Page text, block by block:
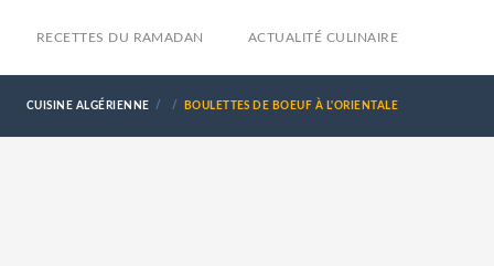
RECETTES DU RAMADAN ACTUALITÉ CULINAIRE
CUISINE ALGÉRIENNE BOULETTES DE BOEUF À L'ORIENTALE